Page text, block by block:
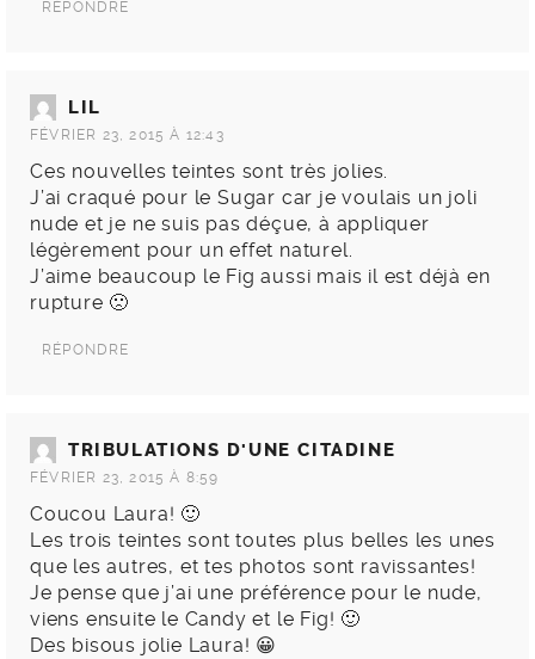
RÉPONDRE
LIL
FÉVRIER 23, 2015 À 12:43
Ces nouvelles teintes sont très jolies.
J’ai craqué pour le Sugar car je voulais un joli
nude et je ne suis pas déçue, à appliquer
légèrement pour un effet naturel.
J’aime beaucoup le Fig aussi mais il est déjà en
rupture 🙁
RÉPONDRE
TRIBULATIONS D'UNE CITADINE
FÉVRIER 23, 2015 À 8:59
Coucou Laura! 🙂
Les trois teintes sont toutes plus belles les unes
que les autres, et tes photos sont ravissantes!
Je pense que j’ai une préférence pour le nude,
viens ensuite le Candy et le Fig! 🙂
Des bisous jolie Laura! 😀